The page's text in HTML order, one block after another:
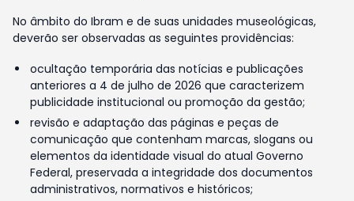
No âmbito do Ibram e de suas unidades museológicas,
deverão ser observadas as seguintes providências:
ocultação temporária das notícias e publicações
anteriores a 4 de julho de 2026 que caracterizem
publicidade institucional ou promoção da gestão;
revisão e adaptação das páginas e peças de
comunicação que contenham marcas, slogans ou
elementos da identidade visual do atual Governo
Federal, preservada a integridade dos documentos
administrativos, normativos e históricos;